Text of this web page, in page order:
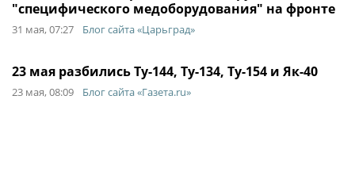
"специфического медоборудования" на фронте
31 мая, 07:27 Блог сайта «Царьград»
23 мая разбились Ту-144, Ту-134, Ту-154 и Як-40
23 мая, 08:09 Блог сайта «Газета.ru»